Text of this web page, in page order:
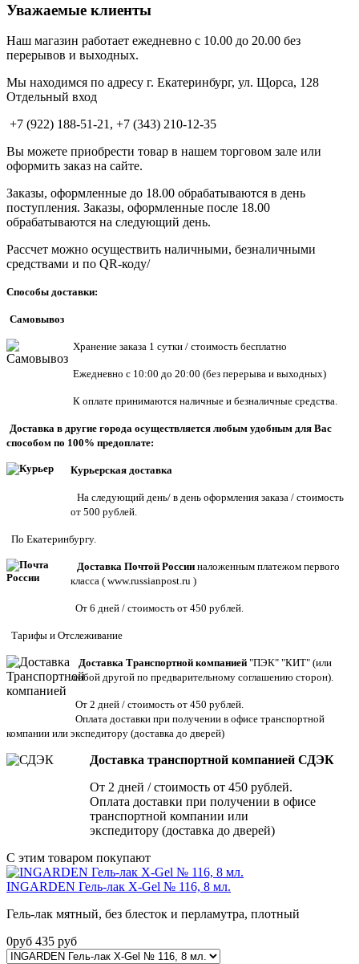
Уважаемые клиенты
Наш магазин работает ежедневно с 10.00 до 20.00 без
перерывов и выходных.
Мы находимся по адресу г. Екатеринбург, ул. Щорса, 128
Отдельный вход
+7 (922) 188-51-21, +7 (343) 210-12-35
Вы можете приобрести товар в нашем торговом зале или
оформить заказ на сайте.
Заказы, оформленные до 18.00 обрабатываются в день
поступления. Заказы, оформленные после 18.00
обрабатываются на следующий день.
Рассчет можно осуществить наличными, безналичными
средствами и по QR-коду/
Способы доставки:
Самовывоз
Хранение заказа 1 сутки / стоимость бесплатно
Ежедневно с 10:00 до 20:00 (без перерыва и выходных)
К оплате принимаются наличные и безналичные средства.
Доставка в другие города осуществляется любым удобным для Вас
способом по 100% предоплате:
Курьерская доставка
На следующий день/ в день оформления заказа / стоимость
от 500 рублей.
По Екатеринбургу.
Доставка Почтой России наложенным платежом первого
класса ( www.russianpost.ru )
От 6 дней / стоимость от 450 рублей.
Тарифы и Отслеживание
Доставка Транспортной компанией "ПЭК" "КИТ" (или
любой другой по предварительному соглашению сторон).
От 2 дней / стоимость от 450 рублей.
Оплата доставки при получении в офисе транспортной
компании или экспедитору (доставка до дверей)
Доставка транспортной компанией СДЭК
От 2 дней / стоимость от 450 рублей.
Оплата доставки при получении в офисе
транспортной компании или
экспедитору (доставка до дверей)
С этим товаром покупают
INGARDEN Гель-лак X-Gel № 116, 8 мл.
Гель-лак мятный, без блесток и перламутра, плотный
0руб 435 руб